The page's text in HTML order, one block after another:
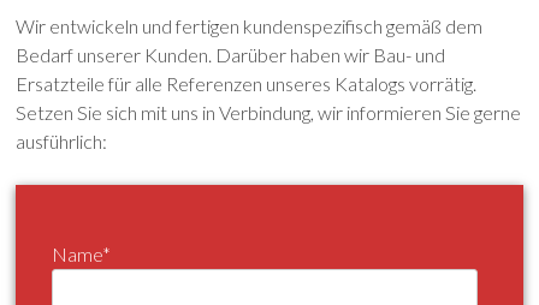
Wir entwickeln und fertigen kundenspezifisch gemäß dem
Bedarf unserer Kunden. Darüber haben wir Bau- und
Ersatzteile für alle Referenzen unseres Katalogs vorrätig.
Setzen Sie sich mit uns in Verbindung, wir informieren Sie gerne
ausführlich:
Name*